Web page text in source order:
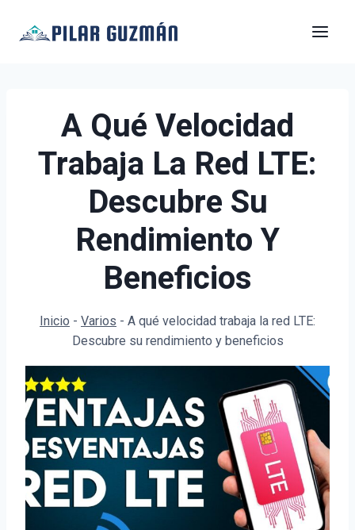
A Qué Velocidad
Trabaja La Red LTE:
Descubre Su
Rendimiento Y
Beneficios
Inicio - Varios - A qué velocidad trabaja la red LTE:
Descubre su rendimiento y beneficios